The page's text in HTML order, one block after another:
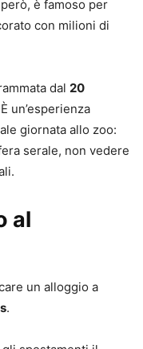
è famoso per
con milioni di
dal 20
un’esperienza
giornata allo zoo:
serale, non vedere
al
un alloggio a
.